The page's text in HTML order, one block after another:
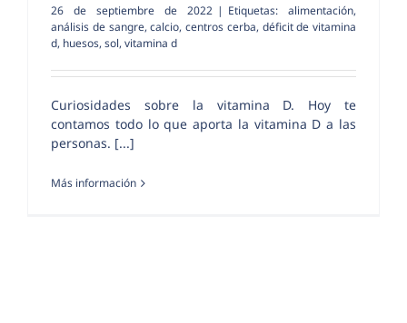
26 de septiembre de 2022 | Etiquetas: alimentación,
análisis de sangre,calcio, centros cerba, déficit de vitamina
d, huesos, sol, vitamina d
Curiosidades sobre la vitamina D. Hoy te
contamos todo lo que aporta la vitamina D a las
personas. [...]
Más información